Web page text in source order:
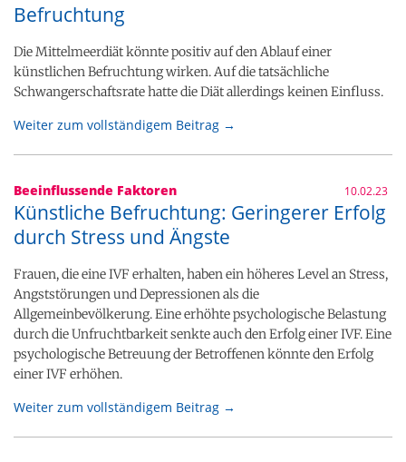
Befruchtung
Die Mittelmeerdiät könnte positiv auf den Ablauf einer
künstlichen Befruchtung wirken. Auf die tatsächliche
Schwangerschaftsrate hatte die Diät allerdings keinen Einfluss.
Weiter zum vollständigem Beitrag →
Beeinflussende Faktoren 10.02.23
Künstliche Befruchtung: Geringerer Erfolg
durch Stress und Ängste
Frauen, die eine IVF erhalten, haben ein höheres Level an Stress,
Angststörungen und Depressionen als die
Allgemeinbevölkerung. Eine erhöhte psychologische Belastung
durch die Unfruchtbarkeit senkte auch den Erfolg einer IVF. Eine
psychologische Betreuung der Betroffenen könnte den Erfolg
einer IVF erhöhen.
Weiter zum vollständigem Beitrag →